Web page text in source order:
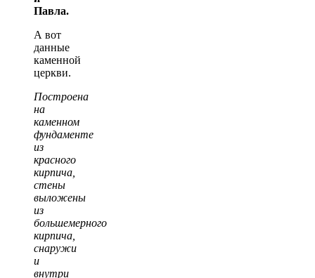
Павла.
А вот
данные
каменной
церкви.
Построена
на
каменном
фундаменте
из
красного
кирпича,
стены
выложены
из
большемерного
кирпича,
снаружи
и
внутри